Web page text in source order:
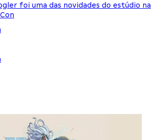
foi uma das novidades do estúdio na